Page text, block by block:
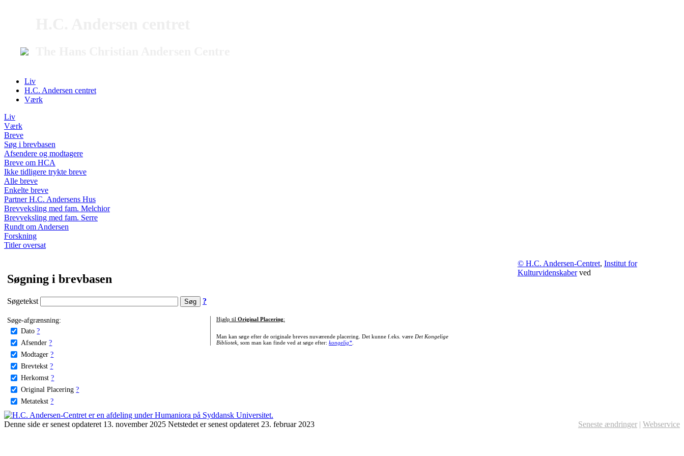
Liv
H.C. Andersen centret
Værk
Liv
Værk
Breve
Søg i brevbasen
Afsendere og modtagere
Breve om HCA
Ikke tidligere trykte breve
Alle breve
Enkelte breve
Partner H.C. Andersens Hus
Brevveksling med fam. Melchior
Brevveksling med fam. Serre
Rundt om Andersen
Forskning
Titler oversat
Søgning i brevbasen
Søgetekst ?
Søge-afgrænsning:
Dato ?
Afsender ?
Modtager ?
Brevtekst ?
Herkomst ?
Original Placering ?
Metatekst ?
Hjælp til Original Placering:
Man kan søge efter de originale breves nuværende placering. Det kunne f.eks. være Det Kongelige
Bibliotek, som man kan finde ved at søge efter: kongelig*.
© H.C. Andersen-Centret, Institut for
Kulturvidenskaberved
Denne side er senest opdateret 13. november 2025 Netstedet er senest opdateret 23. februar 2023 Seneste ændringer | Webservice